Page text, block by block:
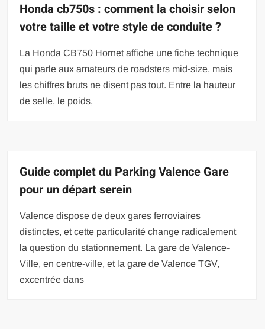
Honda cb750s : comment la choisir selon
votre taille et votre style de conduite ?
La Honda CB750 Hornet affiche une fiche technique
qui parle aux amateurs de roadsters mid-size, mais
les chiffres bruts ne disent pas tout. Entre la hauteur
de selle, le poids,
Guide complet du Parking Valence Gare
pour un départ serein
Valence dispose de deux gares ferroviaires
distinctes, et cette particularité change radicalement
la question du stationnement. La gare de Valence-
Ville, en centre-ville, et la gare de Valence TGV,
excentrée dans